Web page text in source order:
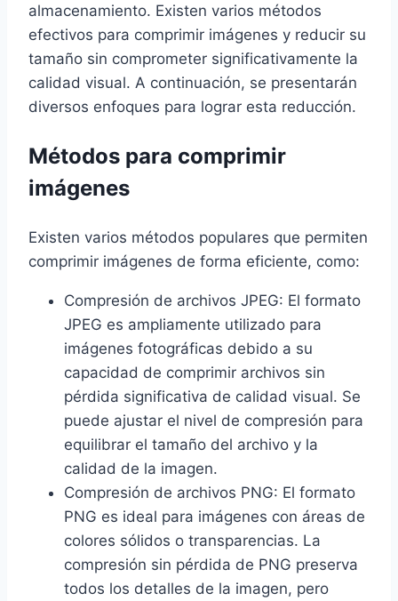
almacenamiento. Existen varios métodos
efectivos para comprimir imágenes y reducir su
tamaño sin comprometer significativamente la
calidad visual. A continuación, se presentarán
diversos enfoques para lograr esta reducción.
Métodos para comprimir
imágenes
Existen varios métodos populares que permiten
comprimir imágenes de forma eficiente, como:
Compresión de archivos JPEG: El formato
JPEG es ampliamente utilizado para
imágenes fotográficas debido a su
capacidad de comprimir archivos sin
pérdida significativa de calidad visual. Se
puede ajustar el nivel de compresión para
equilibrar el tamaño del archivo y la
calidad de la imagen.
Compresión de archivos PNG: El formato
PNG es ideal para imágenes con áreas de
colores sólidos o transparencias. La
compresión sin pérdida de PNG preserva
todos los detalles de la imagen, pero